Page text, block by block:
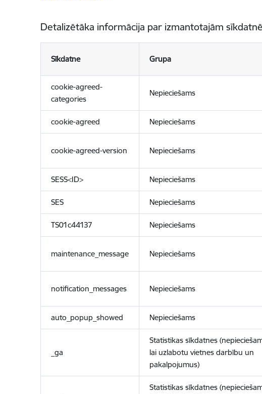
Detalizētāka informācija par izmantotajām
Sīkdatne Grupa
cookie-agreed-
categories
Nepieciešams
cookie-agreed Nepieciešams
cookie-agreed-version Nepieciešams
SESS<ID> Nepieciešams
SES Nepieciešams
TS01c44137 Nepieciešams
maintenance_message Nepieciešams
notification_messages Nepieciešams
auto_popup_showed Nepieciešams
_ga
Statistikas sīkdatnes
lai uzlabotu vietnes darbību un
pakalpojumus)
Statistikas sīkdatnes